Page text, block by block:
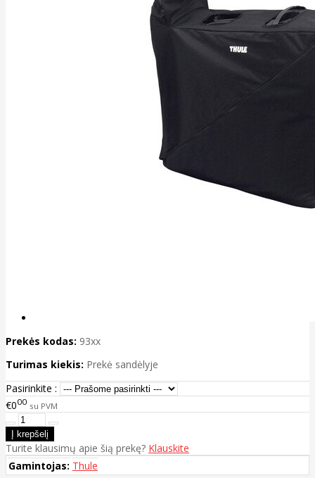
Prekės kodas: 93xx
Turimas kiekis: Prekė sandėlyje
Pasirinkite :
€000 su PVM
Turite klausimų apie šią prekę? Klauskite
Gamintojas: Thule